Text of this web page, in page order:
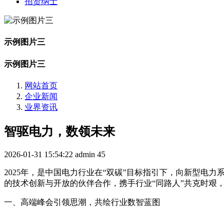
示例图片三
示例图片三
网站首页
企业新闻
业界资讯
智驱电力，数领未来
2026-01-31 15:54:22 admin 45
2025年，是中国电力行业在“双碳”目标指引下，向新型电
的技术创新与开放的伙伴合作，携手行业“同路人”共克时艰
一、高端峰会引领思潮，共绘行业数智蓝图